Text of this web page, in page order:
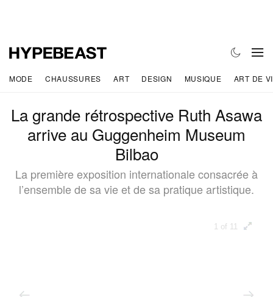
MODE CHAUSSURES ART DESIGN MUSIQUE ART DE
La grande rétrospective Ruth Asawa
arrive au Guggenheim Museum
Bilbao
La première exposition internationale consacrée à
l’ensemble de sa vie et de sa pratique artistique.
1 of 11